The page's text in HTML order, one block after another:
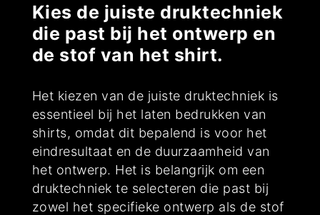
Kies de juiste druktechniek
die past bij het ontwerp en
de stof van het shirt.
Het kiezen van de juiste druktechniek is
essentieel bij het laten bedrukken van
shirts, omdat dit bepalend is voor het
eindresultaat en de duurzaamheid van
het ontwerp. Het is belangrijk om een
druktechniek te selecteren die past bij
zowel het specifieke ontwerp als de stof